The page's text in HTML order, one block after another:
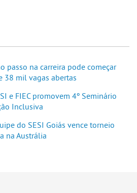
passo na carreira pode começar
38 mil vagas abertas
e FIEC promovem 4º Seminário
Inclusiva
do SESI Goiás vence torneio
na Austrália